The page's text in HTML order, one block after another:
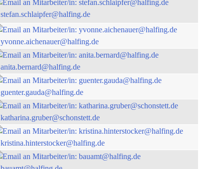
stefan.schlaipfer@halfing.de
yvonne.aichenauer@halfing.de
anita.bernard@halfing.de
guenter.gauda@halfing.de
katharina.gruber@schonstett.de
kristina.hinterstocker@halfing.de